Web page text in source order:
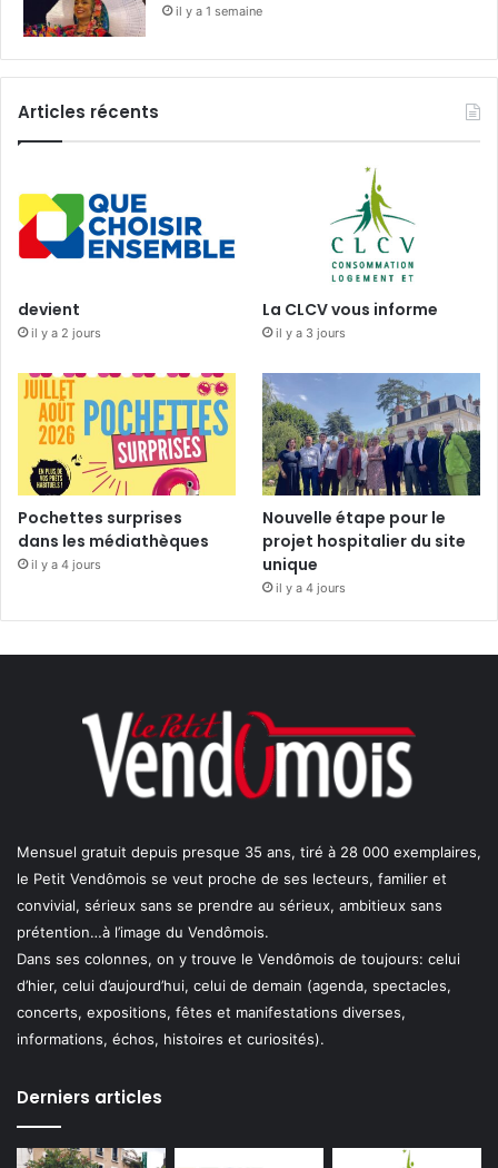
il y a 1 semaine
Articles récents
devient
il y a 2 jours
La CLCV vous informe
il y a 3 jours
Pochettes surprises
dans les médiathèques
il y a 4 jours
Nouvelle étape pour le
projet hospitalier du site
unique
il y a 4 jours
Mensuel gratuit depuis presque 35 ans, tiré à 28 000 exemplaires,
le Petit Vendômois se veut proche de ses lecteurs, familier et
convivial, sérieux sans se prendre au sérieux, ambitieux sans
prétention…à l’image du Vendômois.
Dans ses colonnes, on y trouve le Vendômois de toujours: celui
d’hier, celui d’aujourd’hui, celui de demain (agenda, spectacles,
concerts, expositions, fêtes et manifestations diverses,
informations, échos, histoires et curiosités).
Derniers articles